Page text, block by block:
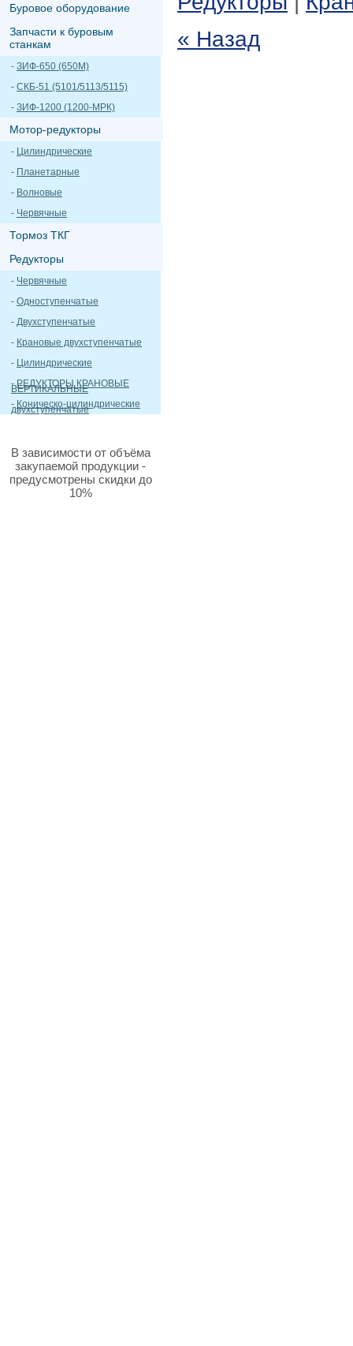
« Назад
Буровое оборудование
Запчасти к буровым
станкам
- ЗИФ-650 (650М)
- СКБ-51 (5101/5113/5115)
- ЗИФ-1200 (1200-МРК)
Мотор-редукторы
- Цилиндрические
- Планетарные
- Волновые
- Червячные
Тормоз ТКГ
Редукторы
- Червячные
- Одноступенчатые
- Двухступенчатые
- Крановые двухступенчатые
- Цилиндрические
-РЕДУКТОРЫ КРАНОВЫЕ
ВЕРТИКАЛЬНЫЕ
- Коническо-цилиндрические
двухступенчатые
В зависимости от объёма
закупаемой продукции -
предусмотрены скидки до
10%